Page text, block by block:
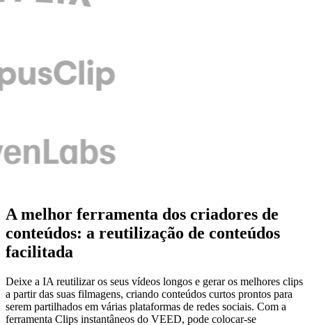
A melhor ferramenta dos criadores de
conteúdos: a reutilização de conteúdos
facilitada
Deixe a IA reutilizar os seus vídeos longos e gerar os melhores clips
a partir das suas filmagens, criando conteúdos curtos prontos para
serem partilhados em várias plataformas de redes sociais. Com a
ferramenta Clips instantâneos do VEED, pode colocar-se